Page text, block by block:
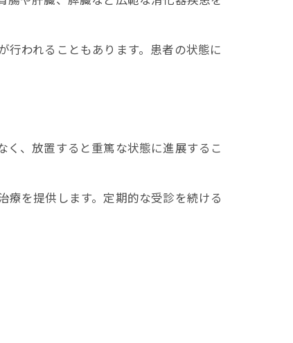
われることもあります。患者の状態に
、放置すると重篤な状態に進展するこ
を提供します。定期的な受診を続ける